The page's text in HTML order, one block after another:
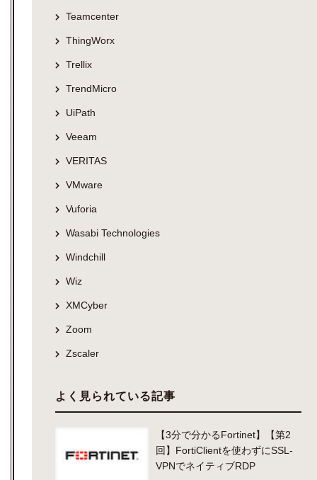
Teamcenter
ThingWorx
Trellix
TrendMicro
UiPath
Veeam
VERITAS
VMware
Vuforia
Wasabi Technologies
Windchill
Wiz
XMCyber
Zoom
Zscaler
よく見られている記事
【3分で分かるFortinet】【第2
回】FortiClientを使わずにSSL-
VPNでネイティブRDP